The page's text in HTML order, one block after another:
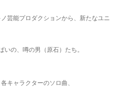
芸能プロダクションから、新たなユニ
の、噂の男（原石）たち。
キャラクターのソロ曲、